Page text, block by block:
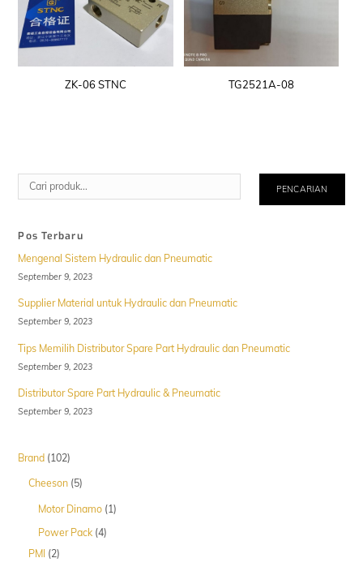
ZK-06 STNC TG2521A-08
Cari
PENCARIAN
Pos Terbaru
Mengenal Sistem Hydraulic dan Pneumatic
September 9, 2023
Supplier Material untuk Hydraulic dan Pneumatic
September 9, 2023
Tips Memilih Distributor Spare Part Hydraulic dan Pneumatic
September 9, 2023
Distributor Spare Part Hydraulic & Pneumatic
September 9, 2023
Brand 102102
Cheeson 55
Motor Dinamo 11
Power Pack 44
PMI 22